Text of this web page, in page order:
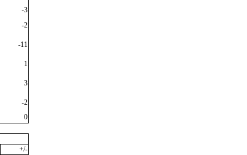
-3
-2
-11
1
3
-2
0
+/-